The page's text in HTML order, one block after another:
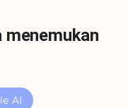
menemukan
AI